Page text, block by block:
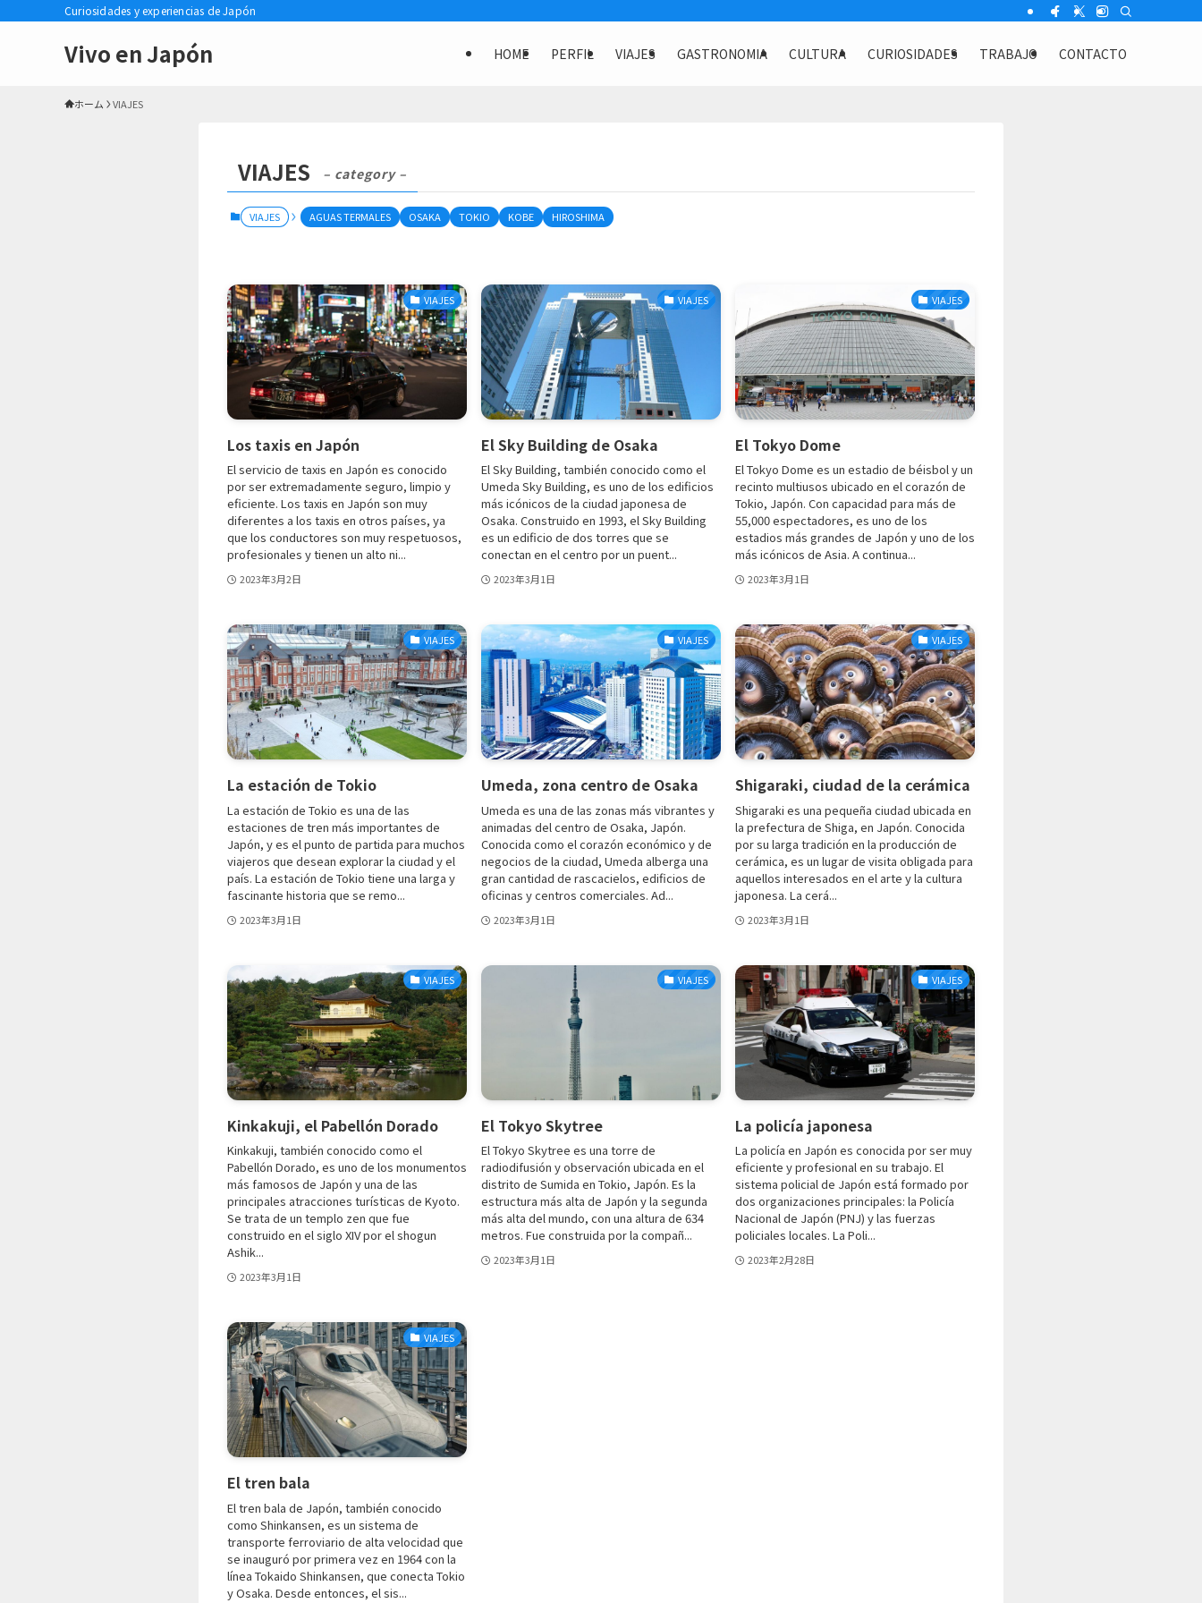
Curiosidades y experiencias de Japón
Vivo en Japón HOME PERFIL VIAJES GASTRONOMIA CULTURA CURIOSIDADES TRABAJO CONTACTO
ホーム VIAJES
VIAJES – category –
VIAJES AGUAS TERMALES OSAKA TOKIO KOBE HIROSHIMA
VIAJES
Los taxis en Japón
El servicio de taxis en Japón es conocido
por ser extremadamente seguro, limpio y
eficiente. Los taxis en Japón son muy
diferentes a los taxis en otros países, ya
que los conductores son muy respetuosos,
profesionales y tienen un alto ni...
2023年3月2日
VIAJES
El Sky Building de Osaka
El Sky Building, también conocido como el
Umeda Sky Building, es uno de los edificios
más icónicos de la ciudad japonesa de
Osaka. Construido en 1993, el Sky Building
es un edificio de dos torres que se
conectan en el centro por un puent...
2023年3月1日
VIAJES
El Tokyo Dome
El Tokyo Dome es un estadio de béisbol y un
recinto multiusos ubicado en el corazón de
Tokio, Japón. Con capacidad para más de
55,000 espectadores, es uno de los
estadios más grandes de Japón y uno de los
más icónicos de Asia. A continua...
2023年3月1日
VIAJES
La estación de Tokio
La estación de Tokio es una de las
estaciones de tren más importantes de
Japón, y es el punto de partida para muchos
viajeros que desean explorar la ciudad y el
país. La estación de Tokio tiene una larga y
fascinante historia que se remo...
2023年3月1日
VIAJES
Umeda, zona centro de Osaka
Umeda es una de las zonas más vibrantes y
animadas del centro de Osaka, Japón.
Conocida como el corazón económico y de
negocios de la ciudad, Umeda alberga una
gran cantidad de rascacielos, edificios de
oficinas y centros comerciales. Ad...
2023年3月1日
VIAJES
Shigaraki, ciudad de la cerámica
Shigaraki es una pequeña ciudad ubicada en
la prefectura de Shiga, en Japón. Conocida
por su larga tradición en la producción de
cerámica, es un lugar de visita obligada para
aquellos interesados en el arte y la cultura
japonesa. La cerá...
2023年3月1日
VIAJES
Kinkakuji, el Pabellón Dorado
Kinkakuji, también conocido como el
Pabellón Dorado, es uno de los monumentos
más famosos de Japón y una de las
principales atracciones turísticas de Kyoto.
Se trata de un templo zen que fue
construido en el siglo XIV por el shogun
Ashik...
2023年3月1日
VIAJES
El Tokyo Skytree
El Tokyo Skytree es una torre de
radiodifusión y observación ubicada en el
distrito de Sumida en Tokio, Japón. Es la
estructura más alta de Japón y la segunda
más alta del mundo, con una altura de 634
metros. Fue construida por la compañ...
2023年3月1日
VIAJES
La policía japonesa
La policía en Japón es conocida por ser muy
eficiente y profesional en su trabajo. El
sistema policial de Japón está formado por
dos organizaciones principales: la Policía
Nacional de Japón (PNJ) y las fuerzas
policiales locales. La Poli...
2023年2月28日
VIAJES
El tren bala
El tren bala de Japón, también conocido
como Shinkansen, es un sistema de
transporte ferroviario de alta velocidad que
se inauguró por primera vez en 1964 con la
línea Tokaido Shinkansen, que conecta Tokio
y Osaka. Desde entonces, el sis...